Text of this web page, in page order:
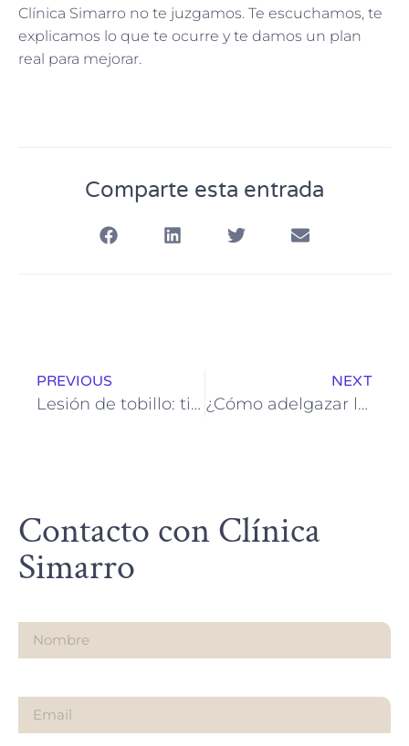
Clínica Simarro no te juzgamos. Te escuchamos, te
explicamos lo que te ocurre y te damos un plan
real para mejorar.
Comparte esta entrada
PREVIOUS
Lesión de tobillo: tipos, tratamiento y prevención en pacientes con lipedema
NEXT
¿Cómo adelgazar las piernas si tienes lipedema? Guía médica y realista
Contacto con Clínica
Simarro